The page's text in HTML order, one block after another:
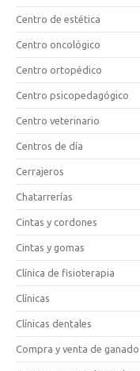
Centro de estética
Centro oncológico
Centro ortopédico
Centro psicopedagógico
Centro veterinario
Centros de día
Cerrajeros
Chatarrerías
Cintas y cordones
Cintas y gomas
Clínica de fisioterapia
Clínicas
Clínicas dentales
Compra y venta de ganado